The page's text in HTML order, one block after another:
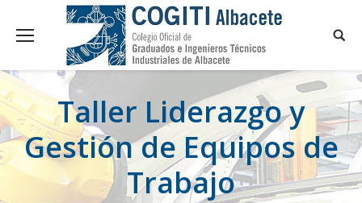
Taller Liderazgo y
Gestión de Equipos de
Trabajo